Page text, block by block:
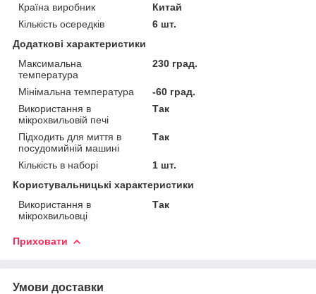
Країна виробник
Китай
Кількість осередків
6 шт.
Додаткові характеристики
Максимальна
температура
230 град.
Мінімальна температура
-60 град.
Використання в
мікрохвильовій печі
Так
Підходить для миття в
посудомийній машині
Так
Кількість в наборі
1 шт.
Користувальницькі характеристики
Використання в
мікрохвильовці
Так
Приховати
Умови доставки